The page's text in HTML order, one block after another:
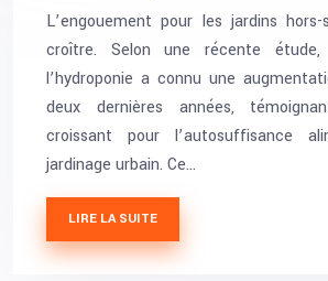
L’engouement pour les jardins
croître. Selon une récente
l’hydroponie a connu une
deux dernières années,
croissant pour l’autosuffisance
jardinage urbain. Ce…
LIRE LA SUITE